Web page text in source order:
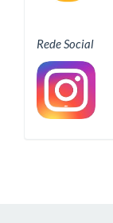
Rede Social